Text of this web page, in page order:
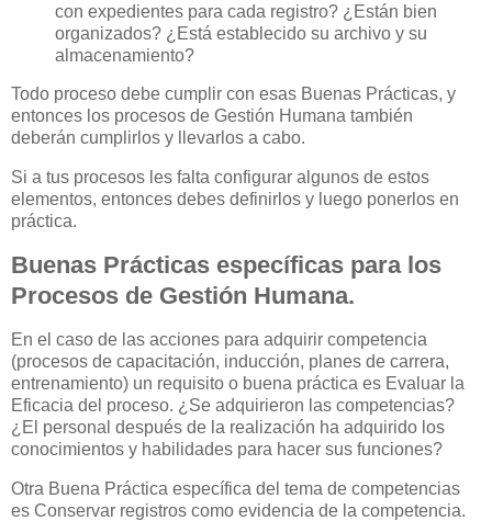
con expedientes para cada registro? ¿Están bien
organizados? ¿Está establecido su archivo y su
almacenamiento?
Todo proceso debe cumplir con esas Buenas Prácticas, y
entonces los procesos de Gestión Humana también
deberán cumplirlos y llevarlos a cabo.
Si a tus procesos les falta configurar algunos de estos
elementos, entonces debes definirlos y luego ponerlos en
práctica.
Buenas Prácticas específicas para los
Procesos de Gestión Humana.
En el caso de las acciones para adquirir competencia
(procesos de capacitación, inducción, planes de carrera,
entrenamiento) un requisito o buena práctica es Evaluar la
Eficacia del proceso. ¿Se adquirieron las competencias?
¿El personal después de la realización ha adquirido los
conocimientos y habilidades para hacer sus funciones?
Otra Buena Práctica específica del tema de competencias
es Conservar registros como evidencia de la competencia.